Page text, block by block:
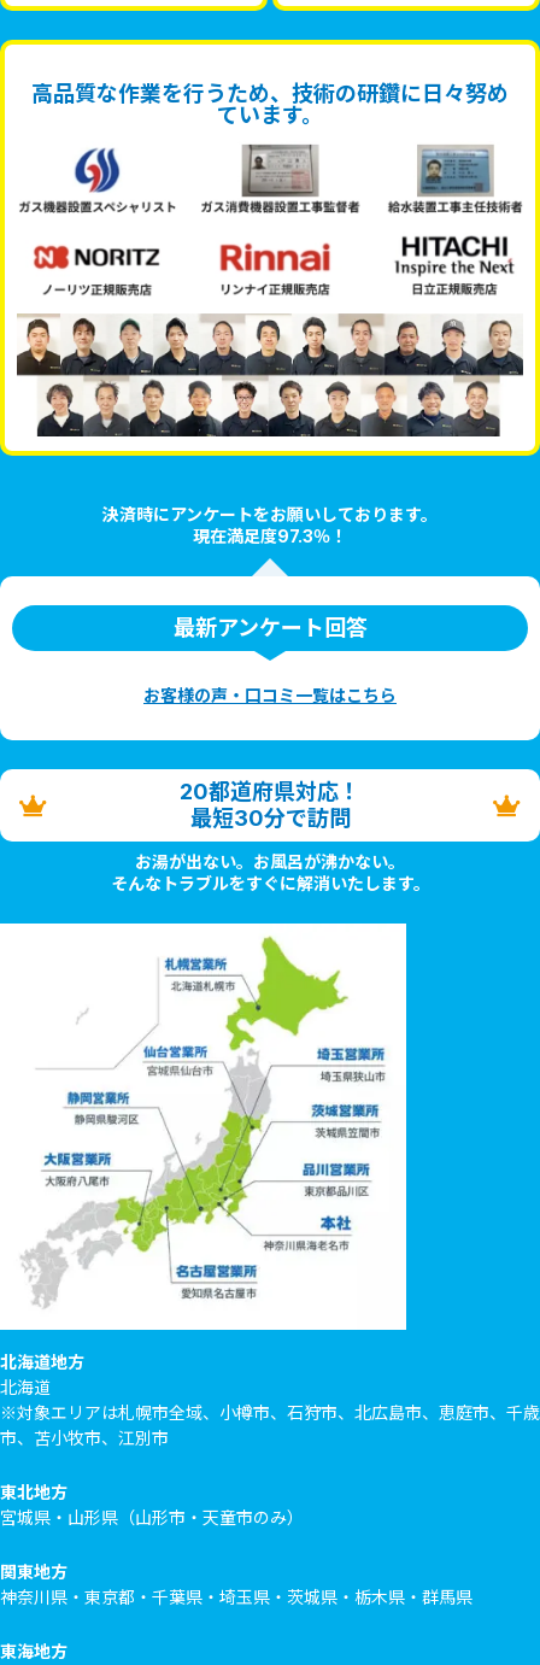
高品質な作業を行うため、技術の研鑽に日々努め
ています。
決済時にアンケートをお願いしております。
現在満足度97.3％！
最新アンケート回答
お客様の声・口コミ一覧はこちら
20都道府県対応！
最短30分で訪問
お湯が出ない。お風呂が沸かない。
そんなトラブルをすぐに解消いたします。
北海道地方
北海道
※対象エリアは札幌市全域、小樽市、石狩市、北広島市、恵庭市、千歳
市、苫小牧市、江別市
東北地方
宮城県・山形県（山形市・天童市のみ）
関東地方
神奈川県・東京都・千葉県・埼玉県・茨城県・栃木県・群馬県
東海地方